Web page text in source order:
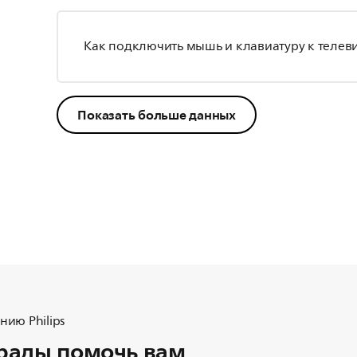
Как подключить мышь и клавиатуру к
Показать больше данных
Philips